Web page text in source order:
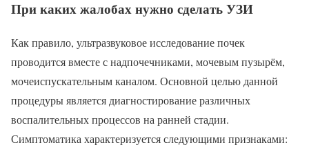
При каких жалобах нужно сделать УЗИ
Как правило, ультразвуковое исследование почек
проводится вместе с надпочечниками, мочевым пузырём,
мочеиспускательным каналом. Основной целью данной
процедуры является диагностирование различных
воспалительных процессов на ранней стадии.
Симптоматика характеризуется следующими признаками: